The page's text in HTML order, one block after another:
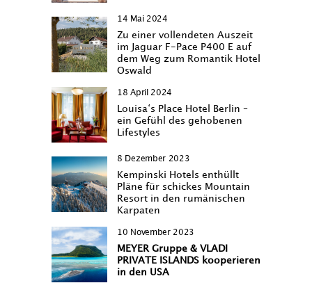
14 Mai 2024
Zu einer vollendeten Auszeit
im Jaguar F-Pace P400 E auf
dem Weg zum Romantik Hotel
Oswald
18 April 2024
Louisa‘s Place Hotel Berlin –
ein Gefühl des gehobenen
Lifestyles
8 Dezember 2023
Kempinski Hotels enthüllt
Pläne für schickes Mountain
Resort in den rumänischen
Karpaten
10 November 2023
MEYER Gruppe & VLADI
PRIVATE ISLANDS kooperieren
in den USA